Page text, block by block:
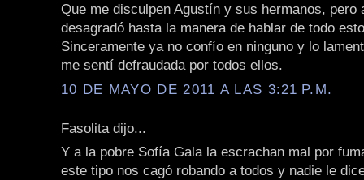
Que me disculpen Agustín y sus hermanos, pero
desagradó hasta la manera de hablar de todo
Sinceramente ya no confío en ninguno y lo
me sentí defraudada por todos ellos.
10 DE MAYO DE 2011 A LAS 3:21 P.M.
Fasolita dijo...
Y a la pobre Sofía Gala la escrachan mal por
este tipo nos cagó robando a todos y nadie le